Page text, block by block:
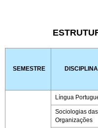
SEMESTRE
Língua
Sociologias das
Organizações